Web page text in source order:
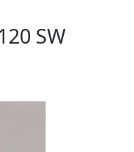
SW